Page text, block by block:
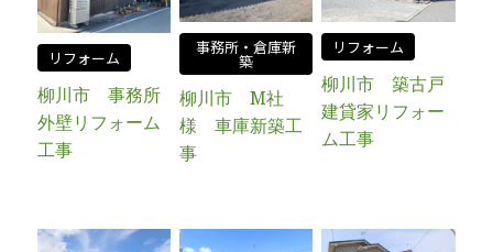
リフォーム
柳川市 事務所
外壁リフォーム
工事
事務所・倉庫新
築
柳川市 M社
様 車庫新築工
事
リフォーム
柳川市 築古戸
建貸家リフォー
ム工事